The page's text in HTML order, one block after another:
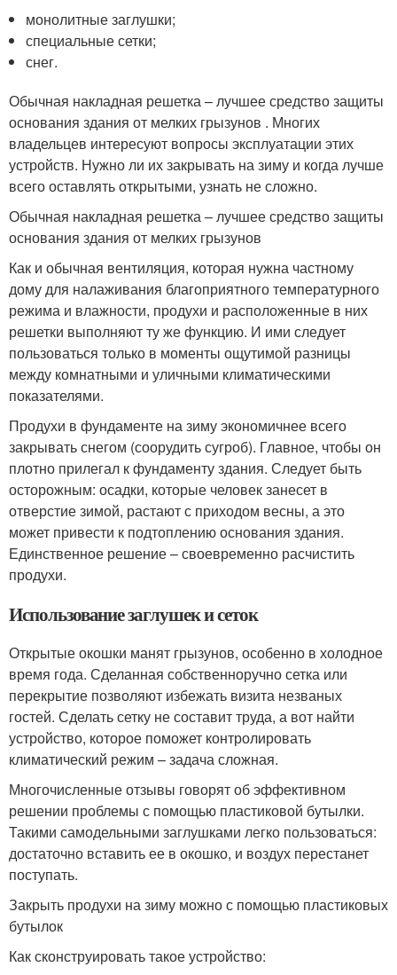
монолитные заглушки;
специальные сетки;
снег.
Обычная накладная решетка – лучшее средство защиты
основания здания от мелких грызунов . Многих
владельцев интересуют вопросы эксплуатации этих
устройств. Нужно ли их закрывать на зиму и когда лучше
всего оставлять открытыми, узнать не сложно.
Обычная накладная решетка – лучшее средство защиты
основания здания от мелких грызунов
Как и обычная вентиляция, которая нужна частному
дому для налаживания благоприятного температурного
режима и влажности, продухи и расположенные в них
решетки выполняют ту же функцию. И ими следует
пользоваться только в моменты ощутимой разницы
между комнатными и уличными климатическими
показателями.
Продухи в фундаменте на зиму экономичнее всего
закрывать снегом (соорудить сугроб). Главное, чтобы он
плотно прилегал к фундаменту здания. Следует быть
осторожным: осадки, которые человек занесет в
отверстие зимой, растают с приходом весны, а это
может привести к подтоплению основания здания.
Единственное решение – своевременно расчистить
продухи.
Использование заглушек и сеток
Открытые окошки манят грызунов, особенно в холодное
время года. Сделанная собственноручно сетка или
перекрытие позволяют избежать визита незваных
гостей. Сделать сетку не составит труда, а вот найти
устройство, которое поможет контролировать
климатический режим – задача сложная.
Многочисленные отзывы говорят об эффективном
решении проблемы с помощью пластиковой бутылки.
Такими самодельными заглушками легко пользоваться:
достаточно вставить ее в окошко, и воздух перестанет
поступать.
Закрыть продухи на зиму можно с помощью пластиковых
бутылок
Как сконструировать такое устройство: